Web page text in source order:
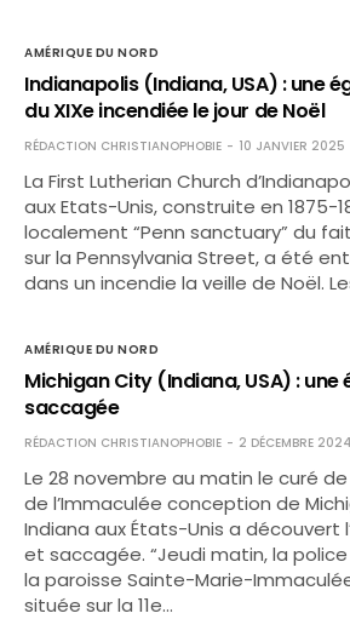
AMÉRIQUE DU NORD
Indianapolis (Indiana, USA) : une
du XIXe incendiée le jour de Noël
RÉDACTION CHRISTIANOPHOBIE 10 JANVIER 2025
La First Lutherian Church
aux Etats-Unis, construite en 1875-
localement “Penn sanctuary” du
sur la Pennsylvania Street, a été
dans un incendie la veille de Noël.
AMÉRIQUE DU NORD
Michigan City (Indiana, USA) :
saccagée
RÉDACTION CHRISTIANOPHOBIE 2 DÉCEMBRE 2024
Le 28 novembre au matin le curé
de l’Immaculée conception de
Indiana aux États-Unis a découvert
et saccagée. “Jeudi matin, la
la paroisse Sainte-Marie-
située sur la 11e…